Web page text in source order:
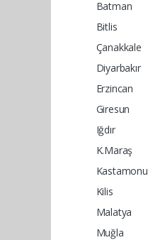
Batman
Bitlis
Çanakkale
Diyarbakır
Erzincan
Giresun
Iğdır
K.Maraş
Kastamonu
Kilis
Malatya
Muğla